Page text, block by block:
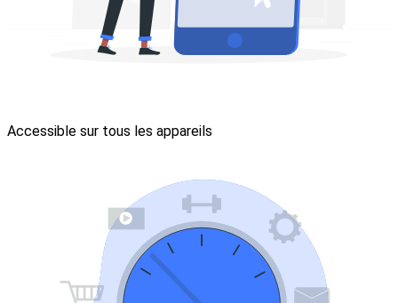
Accessible sur tous les appareils